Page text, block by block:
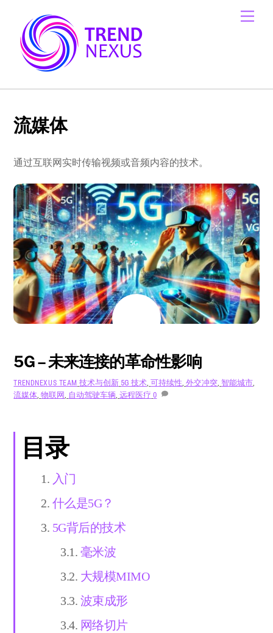
content
流媒体
通过互联网实时传输视频或音频内容的技术。
5G – 未来连接的革命性影响
TRENDNEXUS TEAM 技术与创新 5G 技术,可持续性,外交冲突, 智能城市,
流媒体,物联网, 自动驾驶车辆,远程医疗 0
目录
入门
什么是5G？
5G背后的技术
毫米波
大规模MIMO
波束成形
网络切片